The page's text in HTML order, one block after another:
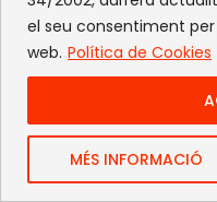
el seu consentiment per
web. Política de Cookies
MÉS INFORMACIÓ
Èxit de
Campionat de
Special